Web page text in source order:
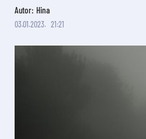
Autor: Hina
03.01.2023. 21:21